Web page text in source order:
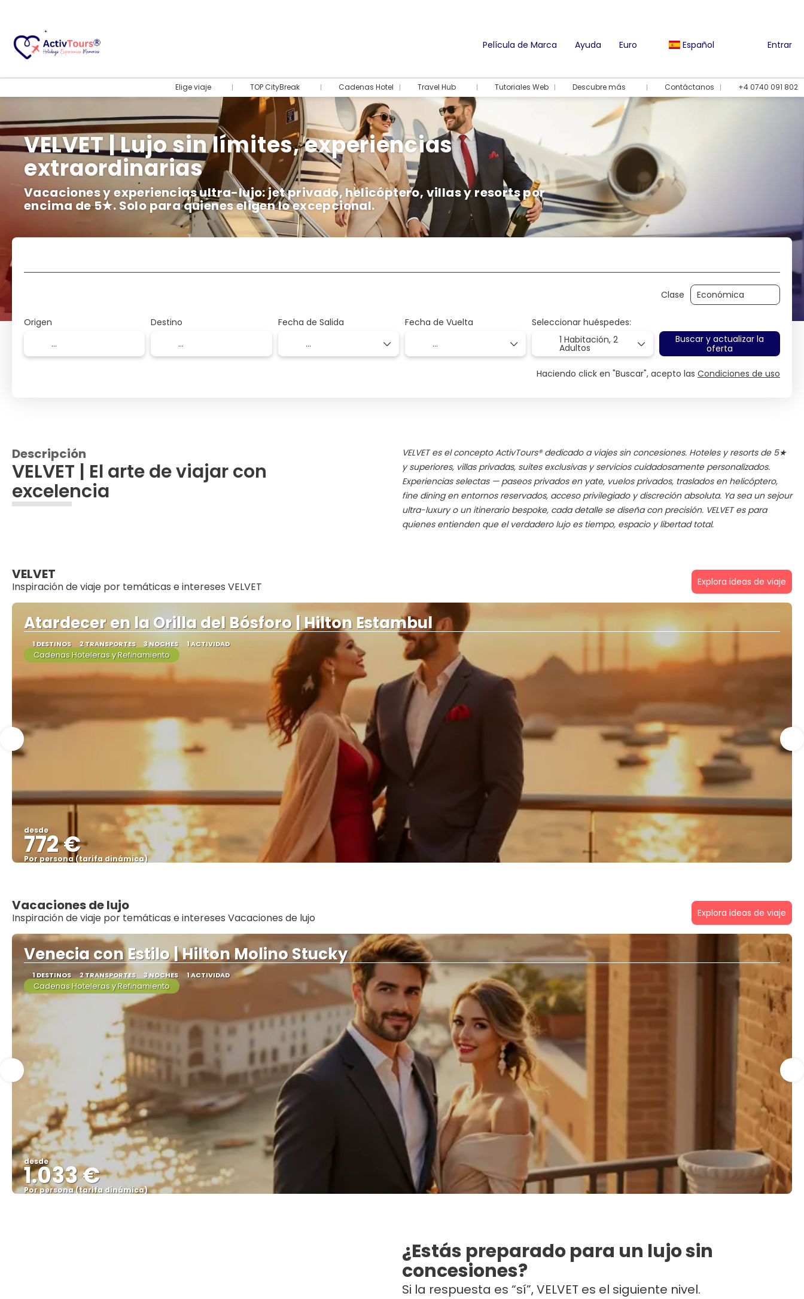
Película de Marca Ayuda Euro Español Entrar
Elige viaje TOP CityBreak Cadenas Hotel Travel Hub Tutoriales Web Descubre más Contáctanos +4 0740 091 802
VELVET | Lujo sin límites, experiencias
extraordinarias
Vacaciones y experiencias ultra-lujo: jet privado, helicóptero, villas y resorts por
encima de 5★. Solo para quienes eligen lo excepcional.
Clase
Origen Destino Fecha de Salida Fecha de Vuelta
Seleccionar huéspedes:
1 Habitación,2
Adultos
Buscar y actualizar la
oferta
Haciendo click en "Buscar", acepto las Condiciones de uso
Descripción
VELVET | El arte de viajar con
excelencia
VELVET es el concepto ActivTours® dedicado a viajes sin concesiones. Hoteles y resorts de 5★
y superiores, villas privadas, suites exclusivas y servicios cuidadosamente personalizados.
Experiencias selectas — paseos privados en yate, vuelos privados, traslados en helicóptero,
fine dining en entornos reservados, acceso privilegiado y discreción absoluta. Ya sea un sejour
ultra-luxury o un itinerario bespoke, cada detalle se diseña con precisión. VELVET es para
quienes entienden que el verdadero lujo es tiempo, espacio y libertad total.
VELVET
Inspiración de viaje por temáticas e intereses VELVET Explora ideas de viaje
Atardecer en la Orilla del Bósforo | Hilton Estambul
1 DESTINOS 2 TRANSPORTES 3 NOCHES 1 ACTIVIDAD
Cadenas Hoteleras y Refinamiento
desde
772 €
Por persona (tarifa dinámica)
Vacaciones de lujo
Inspiración de viaje por temáticas e intereses Vacaciones de lujo Explora ideas de viaje
Venecia con Estilo | Hilton Molino Stucky
1 DESTINOS 2 TRANSPORTES 3 NOCHES 1 ACTIVIDAD
Cadenas Hoteleras y Refinamiento
desde
1.033 €
Por persona (tarifa dinámica)
¿Estás preparado para un lujo sin
concesiones?
Si la respuesta es “sí”, VELVET es el siguiente nivel.